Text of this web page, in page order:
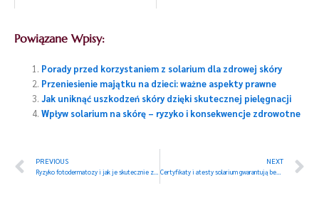
Powiązane Wpisy:
Porady przed korzystaniem z solarium dla zdrowej skóry
Przeniesienie majątku na dzieci: ważne aspekty prawne
Jak uniknąć uszkodzeń skóry dzięki skutecznej pielęgnacji
Wpływ solarium na skórę – ryzyko i konsekwencje zdrowotne
Prev
PREVIOUS NEXT
Certyfikaty i atesty solarium gwarantują bezpieczeństwo użytkowników